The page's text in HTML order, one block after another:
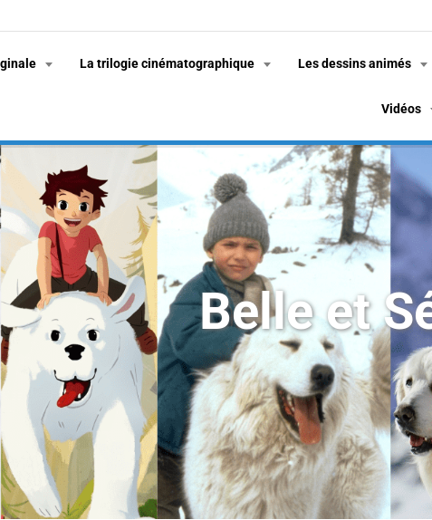
La trilogie cinématographique Les dessins animés
Vidéos
Belle et